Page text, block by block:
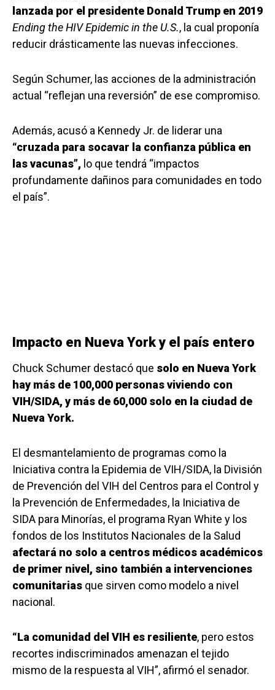
lanzada por el presidente Donald Trump en 2019
Ending the HIV Epidemic in the U.S., la cual proponía
reducir drásticamente las nuevas infecciones.
Según Schumer, las acciones de la administración
actual “reflejan una reversión” de ese compromiso.
Además, acusó a Kennedy Jr. de liderar una
“cruzada para socavar la confianza pública en
las vacunas”, lo que tendrá “impactos
profundamente dañinos para comunidades en todo
el país”.
Impacto en Nueva York y el país entero
Chuck Schumer destacó que solo en Nueva York
hay más de 100,000 personas viviendo con
VIH/SIDA, y más de 60,000 solo en la ciudad de
Nueva York.
El desmantelamiento de programas como la
Iniciativa contra la Epidemia de VIH/SIDA, la División
de Prevención del VIH del Centros para el Control y
la Prevención de Enfermedades, la Iniciativa de
SIDA para Minorías, el programa Ryan White y los
fondos de los Institutos Nacionales de la Salud
afectará no solo a centros médicos académicos
de primer nivel, sino también a intervenciones
comunitarias que sirven como modelo a nivel
nacional.
“La comunidad del VIH es resiliente, pero estos
recortes indiscriminados amenazan el tejido
mismo de la respuesta al VIH”, afirmó el senador.